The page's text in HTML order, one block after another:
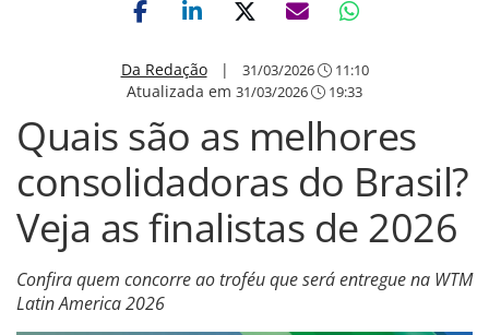
Da Redação| 31/03/2026 11:10
Atualizada em 31/03/2026 19:33
Quais são as melhores
consolidadoras do Brasil?
Veja as finalistas de 2026
Confira quem concorre ao troféu que será entregue na WTM
Latin America 2026